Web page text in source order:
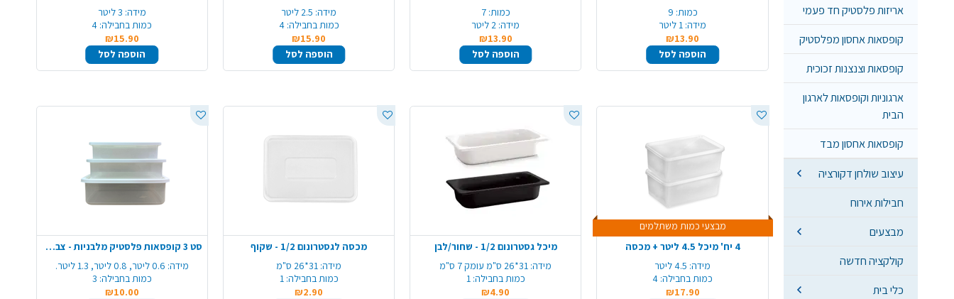
אריזות פלסטיק חד פעמי
קופסאות אחסון מפלסטיק
קופסאות וצנצנות זכוכית
ארגוניות וקופסאות לארגון
הבית
קופסאות אחסון מבד
עיצוב שולחן דקורציה
חבילות אירוח
מבצעים
קולקציה חדשה
כלי בית
כמות: 9
מידה: 1 ליטר
₪13.90
הוספה לסל
כמות: 7
מידה: 2 ליטר
₪13.90
הוספה לסל
מידה: 2.5 ליטר
כמות בחבילה: 4
₪15.90
הוספה לסל
מידה: 3 ליטר
כמות בחבילה: 4
₪15.90
הוספה לסל
מבצעי כמות משתלמים
4 יח' מיכל 4.5 ליטר + מכסה
מידה: 4.5 ליטר
כמות בחבילה: 4
₪17.90
מיכל גסטרונום 1/2 - שחור/לבן
מידה: 31*26 ס"מ עומק 7 ס"מ
כמות בחבילה: 1
₪4.90
מכסה לגסטרונום 1/2 - שקוף
מידה: 31*26 ס"מ
כמות בחבילה: 1
₪2.90
סט 3 קופסאות פלסטיק מלבניות - צבע משתנה
מידה: 0.6 ליטר, 0.8 ליטר, 1.3 ליטר.
כמות בחבילה: 3
₪10.00